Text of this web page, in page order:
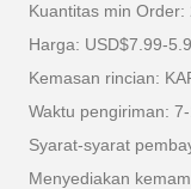
Kuantitas min Order:
Harga: USD$7.99-
Kemasan rincian:
Waktu pengiriman:
Syarat-syarat
Menyediakan